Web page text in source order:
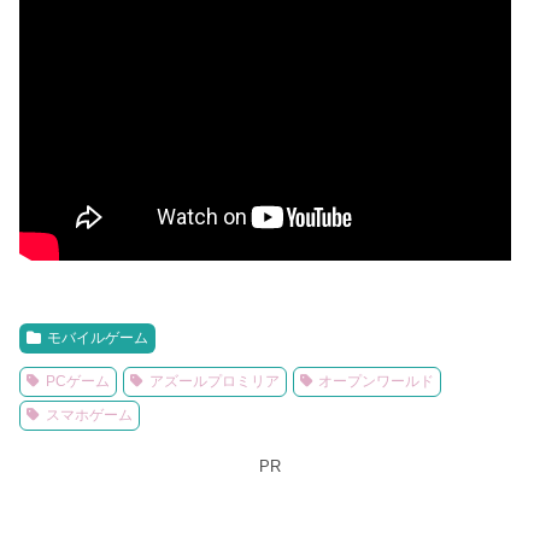
モバイルゲーム
PCゲーム アズールプロミリア
オープンワールド
スマホゲーム
PR